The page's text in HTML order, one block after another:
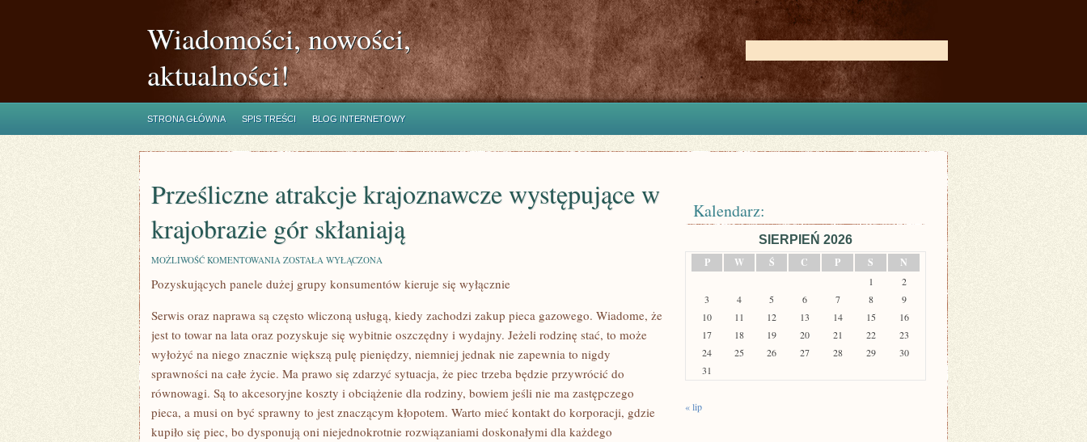
Wiadomości, nowości,
aktualności!
STRONA GŁÓWNA SPIS TREŚCI BLOG INTERNETOWY
Prześliczne atrakcje krajoznawcze występujące w
krajobrazie gór skłaniają
MOŻLIWOŚĆ KOMENTOWANIA PRZEŚLICZNE
KRAJOZNAWCZE
WYSTĘPUJĄCE
KRAJOBRAZIE
GÓR
SKŁANIAJĄ
ZOSTAŁA WYŁĄCZONA
Pozyskujących panele dużej grupy konsumentów kieruje się wyłącznie
Serwis oraz naprawa są często wliczoną usługą, kiedy zachodzi zakup pieca gazowego. Wiadome, że
jest to towar na lata oraz pozyskuje się wybitnie oszczędny i wydajny. Jeżeli rodzinę stać, to może
wyłożyć na niego znacznie większą pulę pieniędzy, niemniej jednak nie zapewnia to nigdy
sprawności na całe życie. Ma prawo się zdarzyć sytuacja, że piec trzeba będzie przywrócić do
równowagi. Są to akcesoryjne koszty i obciążenie dla rodziny, bowiem jeśli nie ma zastępczego
pieca, a musi on być sprawny to jest znaczącym kłopotem. Warto mieć kontakt do korporacji, gdzie
kupiło się piec, bo dysponują oni niejednokrotnie rozwiązaniami doskonałymi dla każdego
Kalendarz:
SIERPIEŃ 2026
P
W Ś C P S N
1
2
3
4 5 6 7 8
9
10
11 12 13 14 15
16
17
18 19 20 21 22
23
24
25 26 27 28 29
30
31
« lip